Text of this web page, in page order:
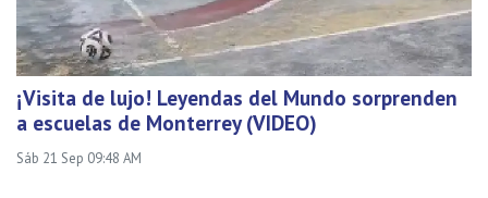
¡Visita de lujo! Leyendas del Mundo sorprenden
a escuelas de Monterrey (VIDEO)
Sáb 21 Sep 09:48 AM